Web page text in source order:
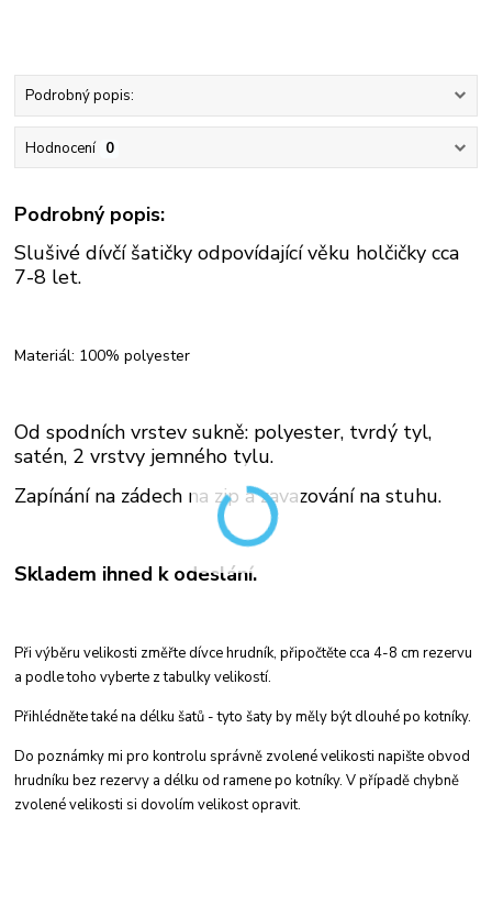
Podrobný popis:
Hodnocení 0
Podrobný popis:
Slušivé dívčí šatičky odpovídající věku holčičky cca
7-8 let.
Materiál: 100% polyester
Od spodních vrstev sukně: polyester, tvrdý tyl,
satén, 2 vrstvy jemného tylu.
Zapínání na zádech na zip a zavazování na stuhu.
Skladem ihned k odeslání.
Při výběru velikosti změřte dívce hrudník, připočtěte cca 4-8 cm rezervu
a podle toho vyberte z tabulky velikostí.
Přihlédněte také na délku šatů - tyto šaty by měly být dlouhé po kotníky.
Do poznámky mi pro kontrolu správně zvolené velikosti napište obvod
hrudníku bez rezervy a délku od ramene po kotníky. V případě chybně
zvolené velikosti si dovolím velikost opravit.